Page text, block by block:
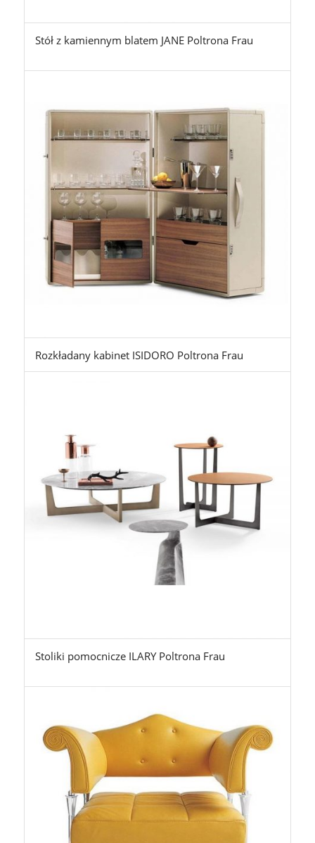
Stół z kamiennym blatem JANE Poltrona Frau
Rozkładany kabinet ISIDORO Poltrona Frau
Stoliki pomocnicze ILARY Poltrona Frau